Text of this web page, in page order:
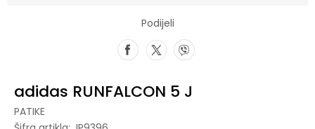
Podijeli
adidas RUNFALCON 5 J
PATIKE